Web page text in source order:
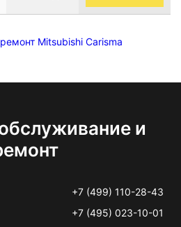
Mitsubishi Carisma
и
+7 (499) 110-28-43
+7 (495) 023-10-01